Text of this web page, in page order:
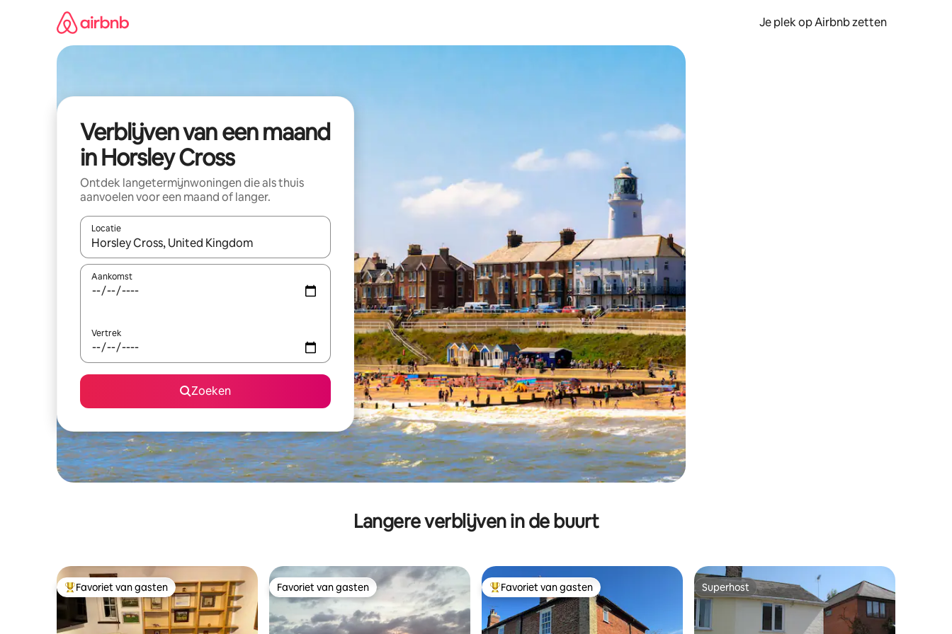
Je plek op Airbnb zetten
Verblijven van een maand
in Horsley Cross
Ontdek langetermijnwoningen die als thuis
aanvoelen voor een maand of langer.
Locatie
Wanneer er resultaten beschikbaar zijn, maak je een keuze met je de pijltjestoetsen omhoog en omlaag, óf door te tikken of swipen.
Aankomst
Vertrek
Zoeken
Langere verblijven in de buurt
Topfavoriet van gasten
Favoriet van gasten Favoriet van gasten
Favoriet van gasten Topfavoriet van gasten
Favoriet van gasten Superhost
Superhost